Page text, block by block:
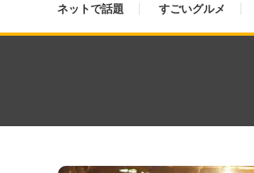
ネットで話題 すごいグルメ